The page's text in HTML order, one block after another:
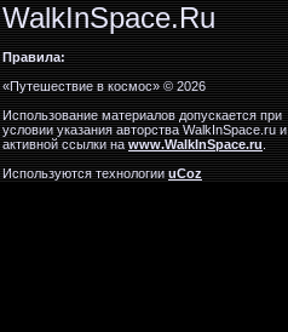
WalkInSpace.Ru
Правила:
«Путешествие в космос» © 2026
Использование материалов допускается при
условии указания авторства WalkInSpace.ru и
активной ссылки наwww.WalkInSpace.ru.
Используются технологииuCoz